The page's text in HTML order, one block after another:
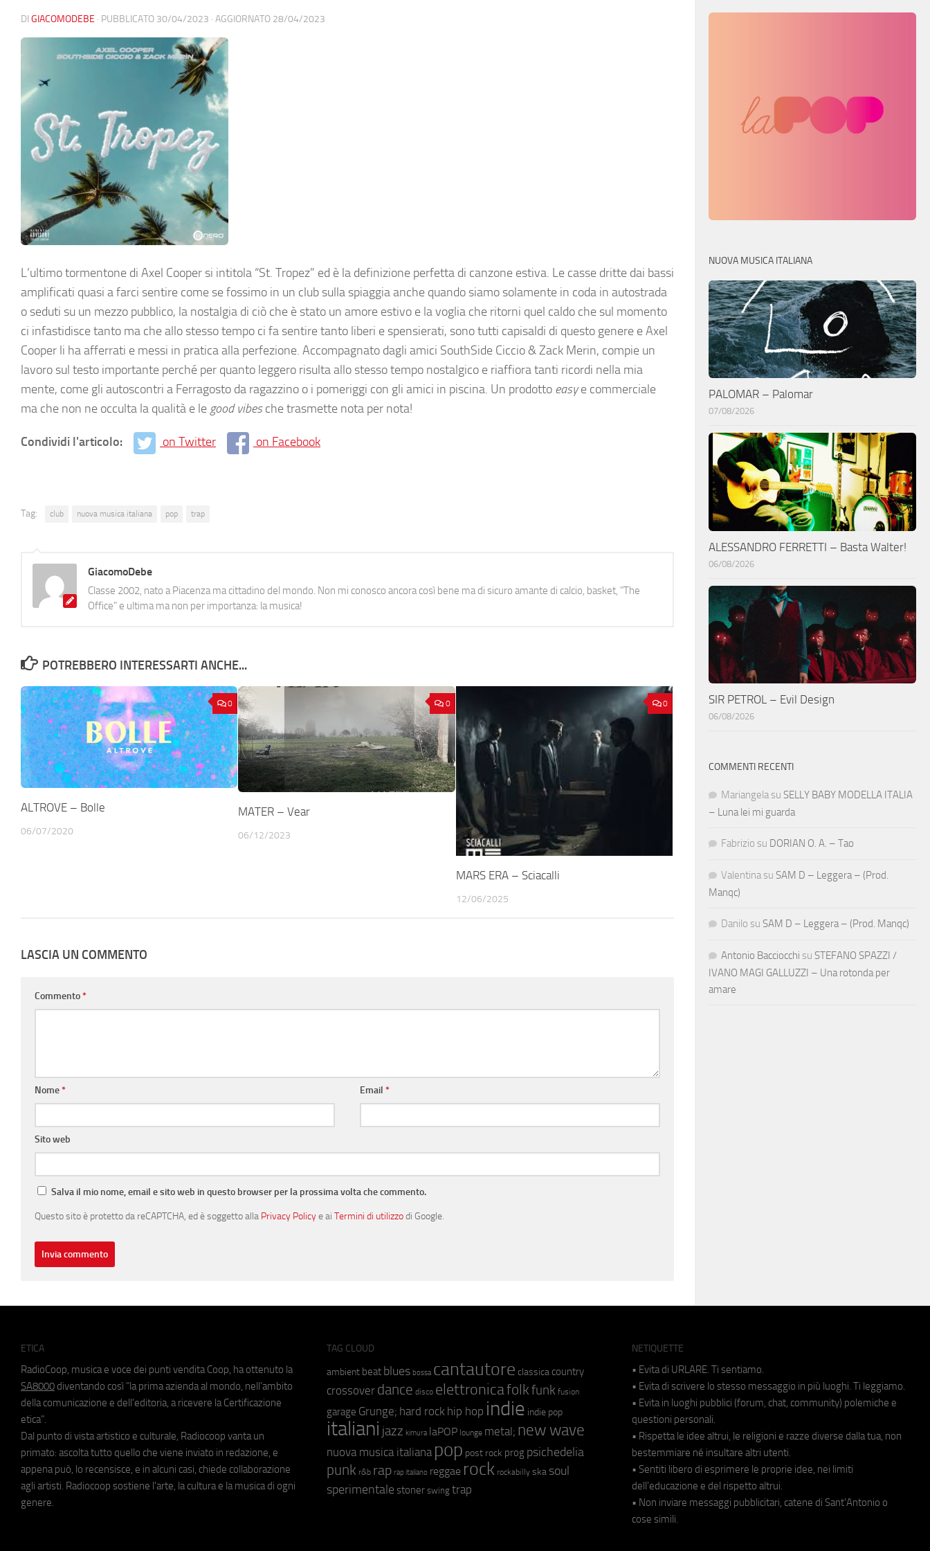
DI GIACOMODEBE · PUBBLICATO 30/04/2023 · AGGIORNATO 28/04/2023
L’ultimo tormentone di Axel Cooper si intitola “St. Tropez” ed è la definizione perfetta di canzone estiva. Le casse dritte dai bassi
amplificati quasi a farci sentire come se fossimo in un club sulla spiaggia anche quando siamo solamente in coda in autostrada
o seduti su un mezzo pubblico, la nostalgia di ciò che è stato un amore estivo e la voglia che ritorni quel caldo che sul momento
ci infastidisce tanto ma che allo stesso tempo ci fa sentire tanto liberi e spensierati, sono tutti capisaldi di questo genere e Axel
Cooper li ha afferrati e messi in pratica alla perfezione. Accompagnato dagli amici SouthSide Ciccio & Zack Merin, compie un
lavoro sul testo importante perché per quanto leggero risulta allo stesso tempo nostalgico e riaffiora tanti ricordi nella mia
mente, come gli autoscontri a Ferragosto da ragazzino o i pomeriggi con gli amici in piscina. Un prodotto easye commerciale
ma che non ne occulta la qualità e le good vibesche trasmette nota per nota!
Condividi l'articolo: on Twitter on Facebook
Tag: club nuova musica italiana pop trap
GiacomoDebe
Classe 2002, nato a Piacenza ma cittadino del mondo. Non mi conosco ancora così bene ma di sicuro amante di calcio, basket, "The
Office" e ultima ma non per importanza: la musica!
POTREBBERO INTERESSARTI ANCHE...
0
ALTROVE – Bolle
06/07/2020
0
MATER – Vear
06/12/2023
0
MARS ERA – Sciacalli
12/06/2025
LASCIA UN COMMENTO
Commento*
Nome* Email*
Sito web
Salva il mio nome, email e sito web in questo browser per la prossima volta che commento.
Questo sito è protetto da reCAPTCHA, ed è soggetto alla Privacy Policye ai Termini di utilizzodi Google.
NUOVA MUSICA ITALIANA
PALOMAR – Palomar
07/08/2026
ALESSANDRO FERRETTI – Basta Walter!
06/08/2026
SIR PETROL – Evil Design
06/08/2026
COMMENTI RECENTI
Mariangela su SELLY BABY MODELLA ITALIA
– Luna lei mi guarda
Fabrizio su DORIAN O. A. – Tao
Valentina su SAM D – Leggera – (Prod.
Manqc)
Danilo su SAM D – Leggera – (Prod. Manqc)
Antonio Bacciocchi su STEFANO SPAZZI /
IVANO MAGI GALLUZZI – Una rotonda per
amare
ETICA
RadioCoop, musica e voce dei punti vendita Coop, ha ottenuto la
SA8000 diventando così "la prima azienda al mondo, nell'ambito
della comunicazione e dell'editoria, a ricevere la Certificazione
etica".
Dal punto di vista artistico e culturale, Radiocoop vanta un
primato: ascolta tutto quello che viene inviato in redazione, e
appena può, lo recensisce, e in alcuni casi, chiede collaborazione
agli artisti. Radiocoop sostiene l'arte, la cultura e la musica di ogni
genere.
TAG CLOUD
ambient beat blues bossa cantautore classica country
crossover dance disco elettronicafolkfunk fusion
garage Grunge; hard rock hip hop indie indie pop
italiani jazz kimura laPOP lounge metal; new wave
nuova musica italiana pop post rock prog psichedelia
punk r&b rap rap italiano reggae rock rockabilly ska soul
sperimentale stoner swing trap
NETIQUETTE
• Evita di URLARE. Ti sentiamo.
• Evita di scrivere lo stesso messaggio in più luoghi. Ti leggiamo.
• Evita in luoghi pubblici (forum, chat, community) polemiche e
questioni personali.
• Rispetta le idee altrui, le religioni e razze diverse dalla tua, non
bestemmiare né insultare altri utenti.
• Sentiti libero di esprimere le proprie idee, nei limiti
dell'educazione e del rispetto altrui.
• Non inviare messaggi pubblicitari, catene di Sant'Antonio o
cose simili.